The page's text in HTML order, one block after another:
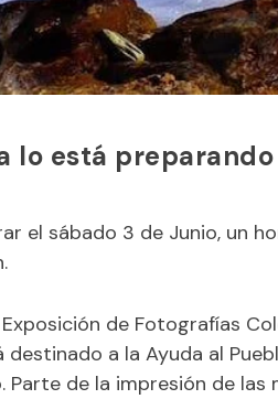
lo está
el sábado 3 de Junio, un
de Fotografías
a la Ayuda al
de la impresión de las